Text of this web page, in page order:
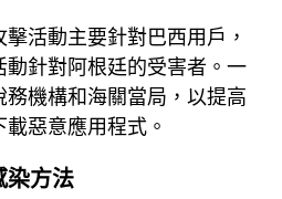
活動主要針對巴西用戶，
針對阿根廷的受害者。一
機構和海關當局，以提高
惡意應用程式。
染方法